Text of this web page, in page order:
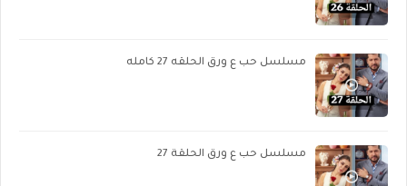
مسلسل حب ع ورق الحلقه 27 كامله
مسلسل حب ع ورق الحلقة 27